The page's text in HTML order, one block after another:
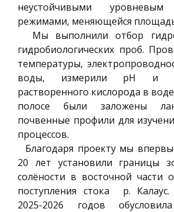
неустойчивыми
режимами, меняющейся
Мы выполнили отбор
гидробиологических проб.
температуры,
воды, измерили рН и
растворенного кислорода в
полосе были заложены
почвенные профили для
процессов.
Благодаря проекту мы
20 лет установили границы
солёности в восточной части
поступления стока р.
2025-2026 годов